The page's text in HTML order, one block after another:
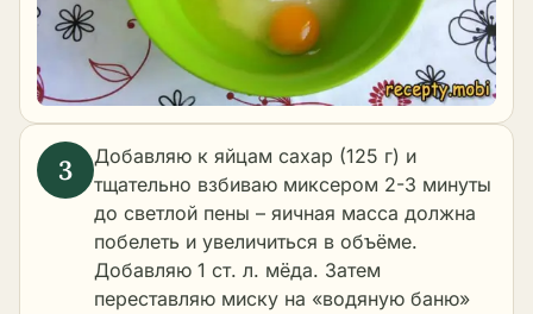
Добавляю к яйцам сахар (125 г) и
тщательно взбиваю миксером 2-3 минуты
до светлой пены – яичная масса должна
побелеть и увеличиться в объёме.
Добавляю 1 ст. л. мёда. Затем
переставляю миску на «водяную баню»